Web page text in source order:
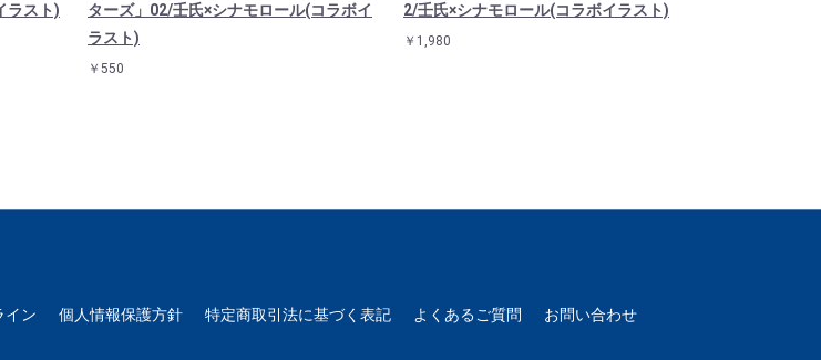
ラスト)
ターズ」02/壬氏×シナモロール(コラボイ
ラスト)
￥550
2/壬氏×シナモロール(コラボイラスト)
￥1,980
イン 個人情報保護方針 特定商取引法に基づく表記 よくあるご質問 お問い合わせ